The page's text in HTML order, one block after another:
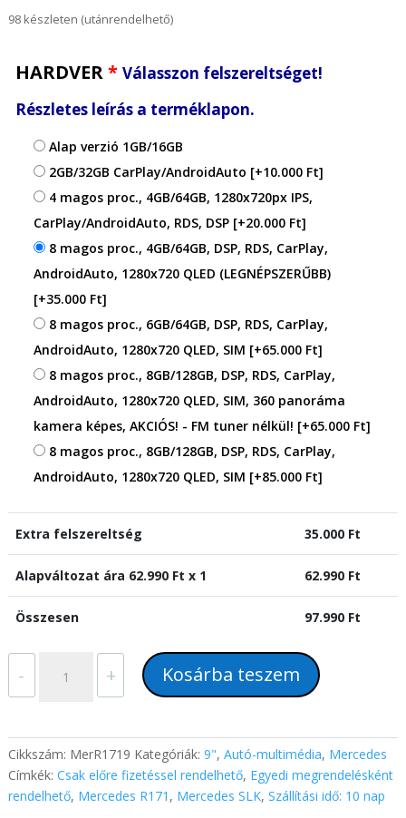
98 készleten (utánrendelhető)
HARDVER* Válasszon felszereltséget!
Részletes leírás a terméklapon.
Alap verzió 1GB/16GB
2GB/32GB CarPlay/AndroidAuto [+10.000 Ft]
4 magos proc., 4GB/64GB, 1280x720px IPS,
CarPlay/AndroidAuto, RDS, DSP [+20.000 Ft]
8 magos proc., 4GB/64GB, DSP, RDS, CarPlay,
AndroidAuto, 1280x720 QLED (LEGNÉPSZERŰBB)
[+35.000 Ft]
8 magos proc., 6GB/64GB, DSP, RDS, CarPlay,
AndroidAuto, 1280x720 QLED, SIM [+65.000 Ft]
8 magos proc., 8GB/128GB, DSP, RDS, CarPlay,
AndroidAuto, 1280x720 QLED, SIM, 360 panoráma
kamera képes, AKCIÓS! - FM tuner nélkül! [+65.000 Ft]
8 magos proc., 8GB/128GB, DSP, RDS, CarPlay,
AndroidAuto, 1280x720 QLED, SIM [+85.000 Ft]
Extra felszereltség 35.000 Ft
Alapváltozat ára 62.990 Ft x 1 62.990 Ft
Összesen 97.990 Ft
-
2011)
9"-
os
kijelzős
+ Kosárba teszem
Cikkszám: MerR1719 Kategóriák: 9", Autó-multimédia, Mercedes
Címkék: Csak előre fizetéssel rendelhető, Egyedi megrendelésként
rendelhető, Mercedes R171 , Mercedes SLK, Szállítási idő: 10 nap